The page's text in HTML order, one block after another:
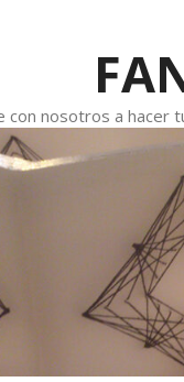
con nosotros a hacer